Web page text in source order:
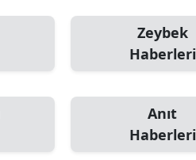
Tekirdağ
Trabzon
Tunceli
Zeybek
Haberleri
Anıt
Haberleri